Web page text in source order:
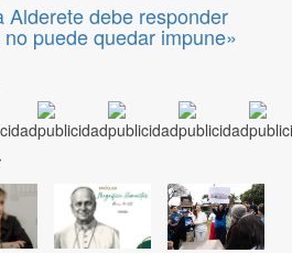
Alderete debe responder
puede quedar impune»